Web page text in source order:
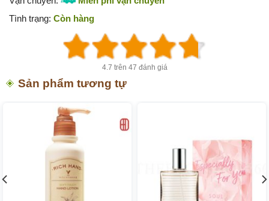
là:
649.000 ₫.
là:
359.000 ₫.
Tình trạng: Còn hàng
4.7 trên 47 đánh giá
Sản phẩm tương tự